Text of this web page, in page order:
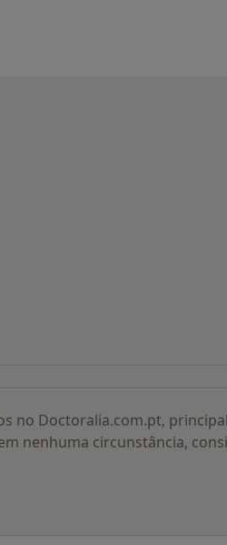
no Doctoralia.com.pt,
nenhuma circunstância,